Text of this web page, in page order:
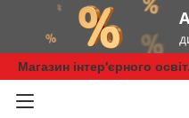
Магазин інтер'єрного